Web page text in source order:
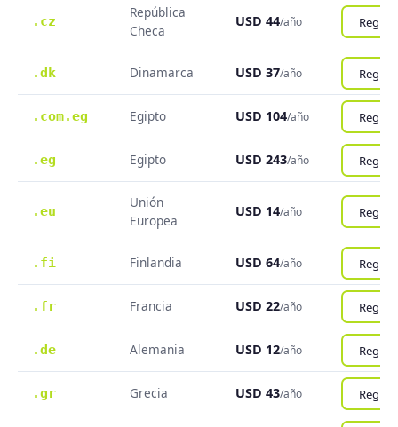
.cz
República
Checa
USD 44/año
.dk Dinamarca USD 37/año
.com.eg Egipto USD 104/año
.eg Egipto USD 243/año
.eu
Unión
Europea
USD 14/año
.fi Finlandia USD 64/año
.fr Francia USD 22/año
.de Alemania USD 12/año
.gr Grecia USD 43/año